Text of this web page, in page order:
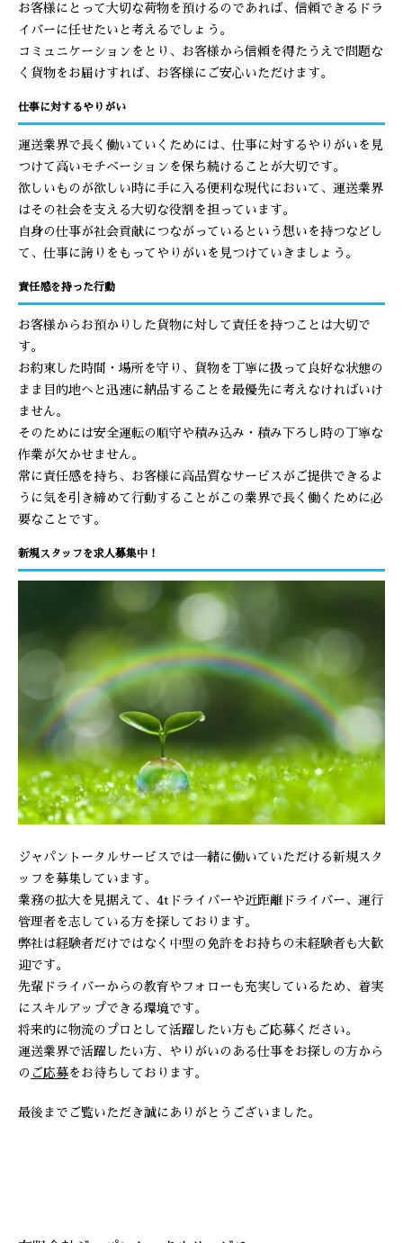
お客様にとって大切な荷物を預けるのであれば、信頼できるドラ
イバーに任せたいと考えるでしょう。
コミュニケーションをとり、お客様から信頼を得たうえで問題な
く貨物をお届けすれば、お客様にご安心いただけます。
仕事に対するやりがい
運送業界で長く働いていくためには、仕事に対するやりがいを見
つけて高いモチベーションを保ち続けることが大切です。
欲しいものが欲しい時に手に入る便利な現代において、運送業界
はその社会を支える大切な役割を担っています。
自身の仕事が社会貢献につながっているという想いを持つなどし
て、仕事に誇りをもってやりがいを見つけていきましょう。
責任感を持った行動
お客様からお預かりした貨物に対して責任を持つことは大切で
す。
お約束した時間・場所を守り、貨物を丁寧に扱って良好な状態の
まま目的地へと迅速に納品することを最優先に考えなければいけ
ません。
そのためには安全運転の順守や積み込み・積み下ろし時の丁寧な
作業が欠かせません。
常に責任感を持ち、お客様に高品質なサービスがご提供できるよ
うに気を引き締めて行動することがこの業界で長く働くために必
要なことです。
新規スタッフを求人募集中！
ジャパントータルサービスでは一緒に働いていただける新規スタ
ッフを募集しています。
業務の拡大を見据えて、4tドライバーや近距離ドライバー、運行
管理者を志している方を探しております。
弊社は経験者だけではなく中型の免許をお持ちの未経験者も大歓
迎です。
先輩ドライバーからの教育やフォローも充実しているため、着実
にスキルアップできる環境です。
将来的に物流のプロとして活躍したい方もご応募ください。
運送業界で活躍したい方、やりがいのある仕事をお探しの方から
の ご応募をお待ちしております。
最後までご覧いただき誠にありがとうございました。